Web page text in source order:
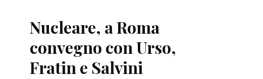
Nucleare, a Roma
convegno con Urso,
Fratin e Salvini